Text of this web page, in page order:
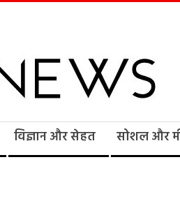
विज्ञान और सेहत सोशल और